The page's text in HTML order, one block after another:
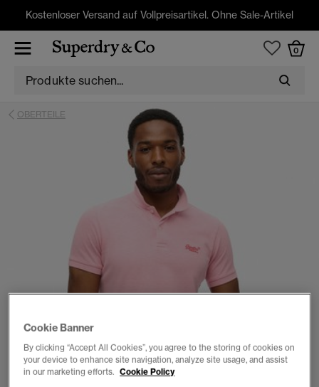
Kostenloser Versand auf Vollpreisartikel. Ohne Sale-Artikel
0
OBERTEILE
Cookie Banner
By clicking “Accept All Cookies”, you agree to the storing of cookies on
your device to enhance site navigation, analyze site usage, and assist
in our marketing efforts. Cookie Policy